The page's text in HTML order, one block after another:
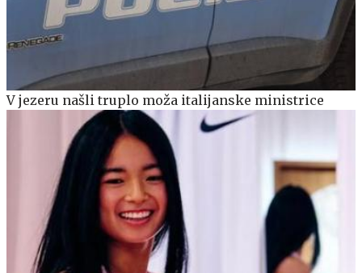
V jezeru našli truplo moža italijanske ministrice